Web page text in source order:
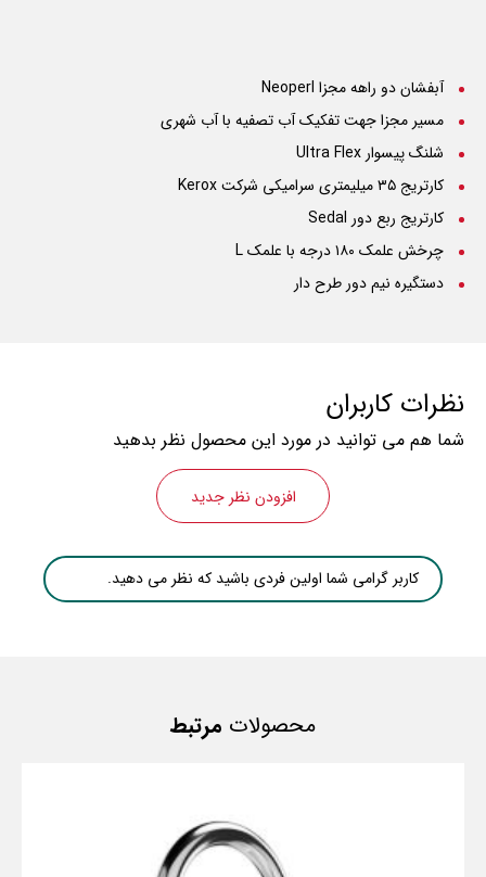
آبفشان دو راهه مجزا Neoperl
مسیر مجزا جهت تفکیک آب تصفیه با آب شهری
شلنگ پیسوار Ultra Flex
کارتریج ۳۵ میلیمتری سرامیکی شرکت Kerox
کارتریج ربع دور Sedal
چرخش علمک ۱۸۰ درجه با علمک L
دستگیره نیم دور طرح دار
نظرات کاربران
شما هم می توانید در مورد این محصول نظر بدهید
افزودن نظر جدید
کاربر گرامی شما اولین فردی باشید که نظر می دهید.
محصولات مرتبط